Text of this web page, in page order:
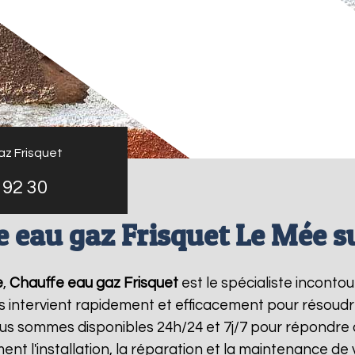
Frisquet
30
eau gaz Frisquet Le Mée
, Chauffe eau gaz Frisquetest le spécialiste
intervient rapidement et efficacement pour
sommes disponibles 24h/24 et 7j/7 pour
l'installation, la réparation et la maintenance